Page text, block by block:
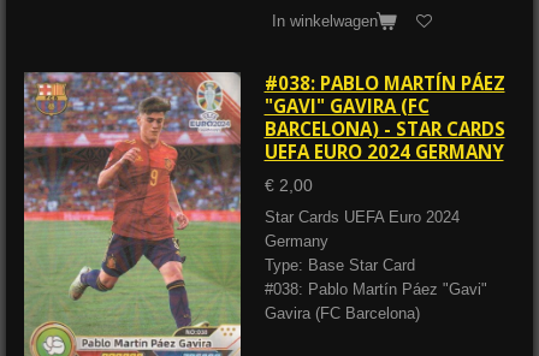
In winkelwagen
#038: PABLO MARTÍN PÁEZ
"GAVI" GAVIRA (FC
BARCELONA) - STAR CARDS
UEFA EURO 2024 GERMANY
€ 2,00
Star Cards UEFA Euro 2024
Germany
Type: Base Star Card
#038: Pablo Martín Páez "Gavi"
Gavira (FC Barcelona)